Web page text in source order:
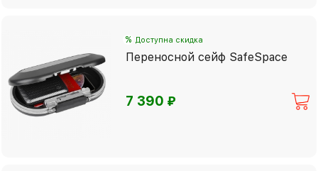
% Доступна скидка
Переносной сейф SafeSpace
7 390⃏